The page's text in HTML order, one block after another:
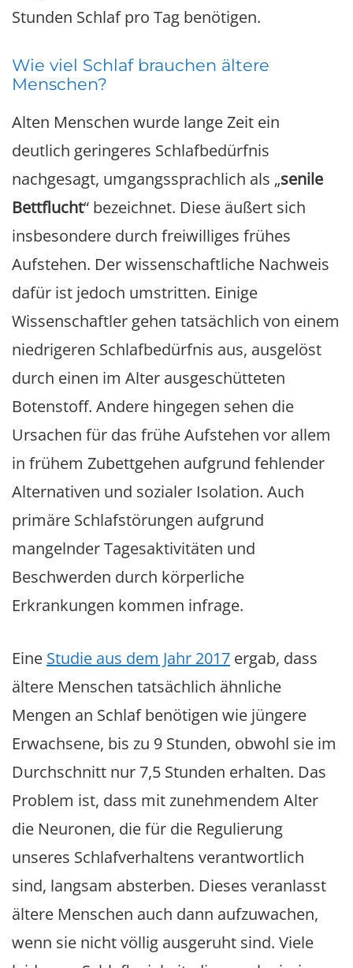
Stunden Schlaf pro Tag benötigen.
Wie viel Schlaf brauchen ältere
Menschen?
Alten Menschen wurde lange Zeit ein
deutlich geringeres Schlafbedürfnis
nachgesagt, umgangssprachlich als „senile
Bettflucht“ bezeichnet. Diese äußert sich
insbesondere durch freiwilliges frühes
Aufstehen. Der wissenschaftliche Nachweis
dafür ist jedoch umstritten. Einige
Wissenschaftler gehen tatsächlich von einem
niedrigeren Schlafbedürfnis aus, ausgelöst
durch einen im Alter ausgeschütteten
Botenstoff. Andere hingegen sehen die
Ursachen für das frühe Aufstehen vor allem
in frühem Zubettgehen aufgrund fehlender
Alternativen und sozialer Isolation. Auch
primäre Schlafstörungen aufgrund
mangelnder Tagesaktivitäten und
Beschwerden durch körperliche
Erkrankungen kommen infrage.
Eine Studie aus dem Jahr 2017 ergab, dass
ältere Menschen tatsächlich ähnliche
Mengen an Schlaf benötigen wie jüngere
Erwachsene, bis zu 9 Stunden, obwohl sie im
Durchschnitt nur 7,5 Stunden erhalten. Das
Problem ist, dass mit zunehmendem Alter
die Neuronen, die für die Regulierung
unseres Schlafverhaltens verantwortlich
sind, langsam absterben. Dieses veranlasst
ältere Menschen auch dann aufzuwachen,
wenn sie nicht völlig ausgeruht sind. Viele